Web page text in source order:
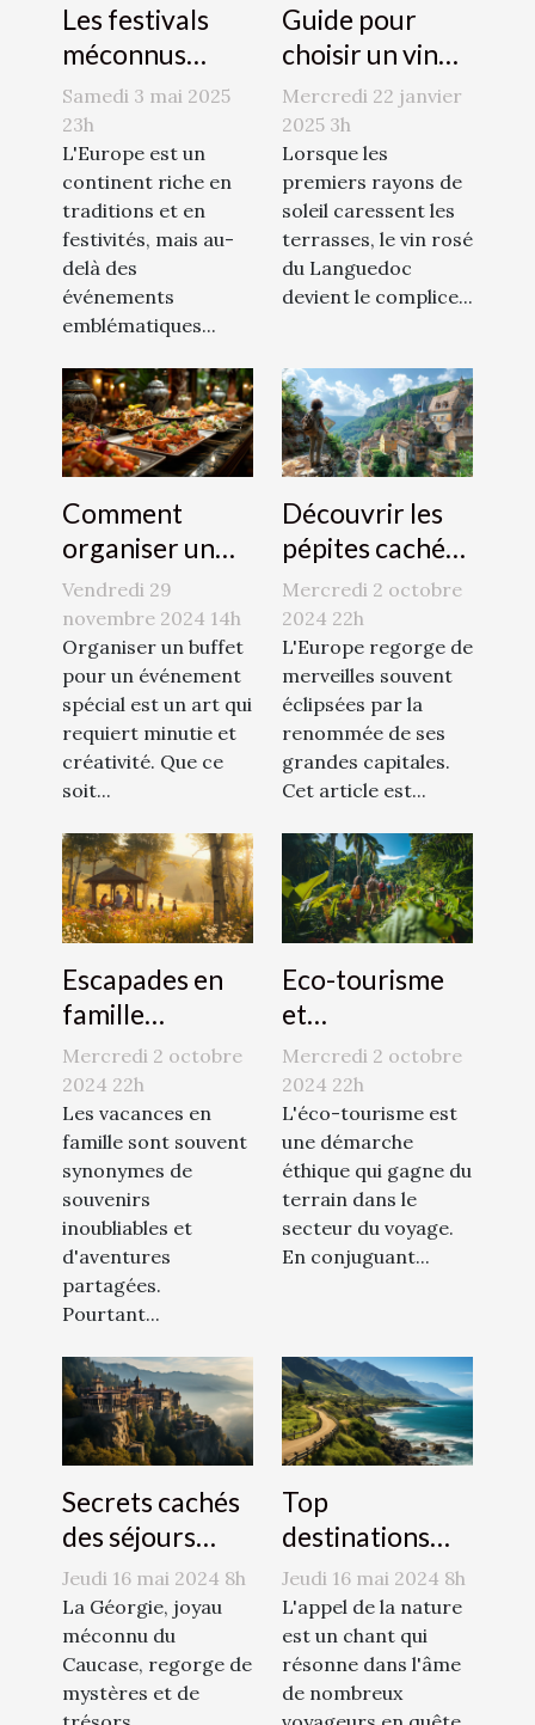
Les festivals
méconnus
d'Europe une
immersion
culturelle hors
des sentiers
battus
Samedi 3 mai 2025
23h
L'Europe est un
continent riche en
traditions et en
festivités, mais au-
delà des
événements
emblématiques...
Guide pour
choisir un vin
rosé de qualité
en Languedoc
Mercredi 22 janvier
2025 3h
Lorsque les
premiers rayons de
soleil caressent les
terrasses, le vin rosé
du Languedoc
devient le complice...
Comment
organiser un
buffet parfait
pour vos
événements
spéciaux
Vendredi 29
novembre 2024 14h
Organiser un buffet
pour un événement
spécial est un art qui
requiert minutie et
créativité. Que ce
soit...
Découvrir les
pépites cachées
d'Europe
astuces pour
voyager hors
des sentiers
battus
Mercredi 2 octobre
2024 22h
L'Europe regorge de
merveilles souvent
éclipsées par la
renommée de ses
grandes capitales.
Cet article est...
Escapades en
famille
destinations
méconnues
pour des
vacances
uniques
Mercredi 2 octobre
2024 22h
Les vacances en
famille sont souvent
synonymes de
souvenirs
inoubliables et
d'aventures
partagées.
Pourtant...
Eco-tourisme
et
responsabilité
voyager vert
dans des lieux
préservés
Mercredi 2 octobre
2024 22h
L'éco-tourisme est
une démarche
éthique qui gagne du
terrain dans le
secteur du voyage.
En conjuguant...
Secrets cachés
des séjours
inoubliables en
Géorgie
Jeudi 16 mai 2024 8h
La Géorgie, joyau
méconnu du
Caucase, regorge de
mystères et de
Top
destinations
pour une
évasion en
pleine nature
Jeudi 16 mai 2024 8h
L'appel de la nature
est un chant qui
résonne dans l'âme
de nombreux